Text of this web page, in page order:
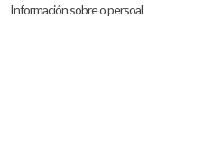
Información sobre o persoal